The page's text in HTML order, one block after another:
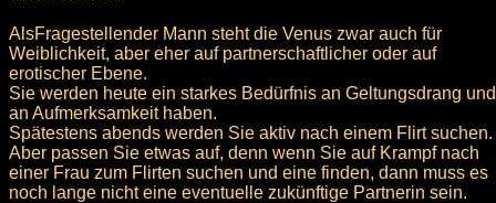
AlsFragestellender Mann steht die Venus zwar auch für
Weiblichkeit, aber eher auf partnerschaftlicher oder auf
erotischer Ebene.
Sie werden heute ein starkes Bedürfnis an Geltungsdrang und
an Aufmerksamkeit haben.
Spätestens abends werden Sie aktiv nach einem Flirt suchen.
Aber passen Sie etwas auf, denn wenn Sie auf Krampf nach
einer Frau zum Flirten suchen und eine finden, dann muss es
noch lange nicht eine eventuelle zukünftige Partnerin sein.